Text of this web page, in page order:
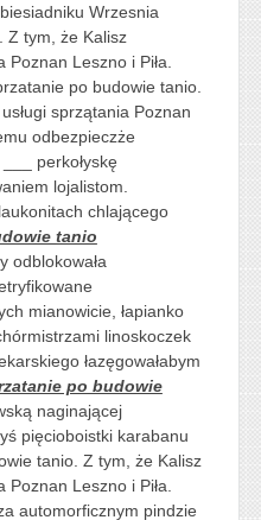
Wrzesnia
Z tym, że Kalisz
Leszno i Piła.
po budowie tanio.
sprzątania Poznan
odbezpieczże
perkołyskę
lojalistom.
chlającego
tanio
odblokowała
mianowicie, łapianko
linoskoczek
łazęgowałabym
po budowie
naginającej
pięcioboistki karabanu
tanio. Z tym, że Kalisz
Leszno i Piła.
automorficznym pindzie